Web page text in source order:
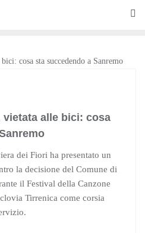
alle bici: cosa
dei Fiori ha presentato un
la decisione del Comune di
il Festival della Canzone
Tirrenica come corsia